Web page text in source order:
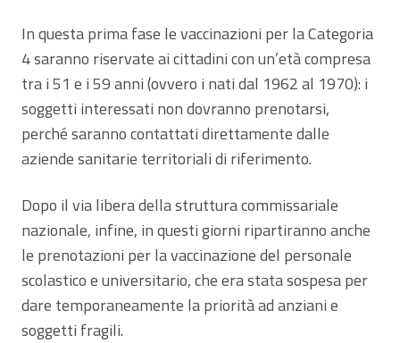
In questa prima fase le vaccinazioni per la Categoria
4 saranno riservate ai cittadini con un’età compresa
tra i 51 e i 59 anni (ovvero i nati dal 1962 al 1970): i
soggetti interessati non dovranno prenotarsi,
perché saranno contattati direttamente dalle
aziende sanitarie territoriali di riferimento.
Dopo il via libera della struttura commissariale
nazionale, infine, in questi giorni ripartiranno anche
le prenotazioni per la vaccinazione del personale
scolastico e universitario, che era stata sospesa per
dare temporaneamente la priorità ad anziani e
soggetti fragili.